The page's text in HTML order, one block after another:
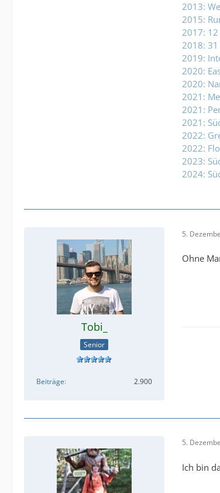
2013:
2015:
2017: 12
2018: 31
2019:
2020:
2020:
2021:
2021:
2021:
2022:
2022:
2023:
2024:
Tobi_
Senior
Beiträge 2.900
5.
Ohne
5.
Ich bin